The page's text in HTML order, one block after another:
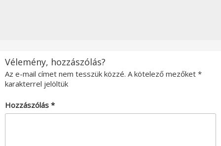
Vélemény, hozzászólás?
Az e-mail címet nem tesszük közzé. A kötelező mezőket *
karakterrel jelöltük
Hozzászólás *